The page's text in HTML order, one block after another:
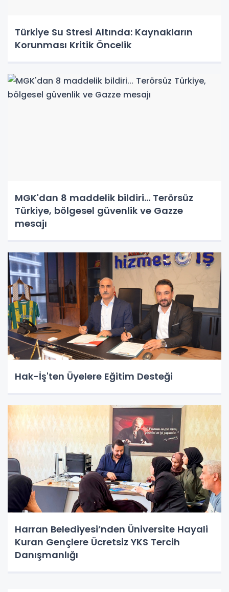
Türkiye Su Stresi Altında: Kaynakların
Korunması Kritik Öncelik
MGK'dan 8 maddelik bildiri... Terörsüz
Türkiye, bölgesel güvenlik ve Gazze
mesajı
Hak-İş'ten Üyelere Eğitim Desteği
Harran Belediyesi’nden Üniversite Hayali
Kuran Gençlere Ücretsiz YKS Tercih
Danışmanlığı